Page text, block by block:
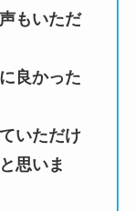
もいただ
良かった
いただけ
思いま